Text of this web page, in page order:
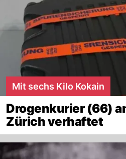
Mit sechs Kilo Kokain
Drogenkurier (66)
Zürich verhaftet